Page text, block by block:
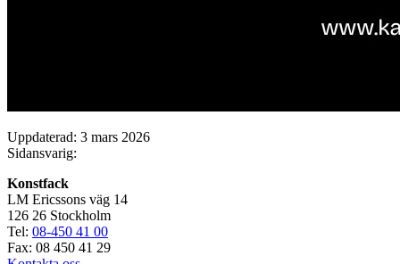
Uppdaterad: 3 mars 2026
Sidansvarig:
Konstfack
LM Ericssons väg 14
126 26 Stockholm
Tel: 08-450 41 00
Fax: 08 450 41 29